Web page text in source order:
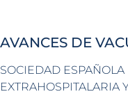
AVANCES DE
SOCIEDAD
EXTRAHOSPITALARIA